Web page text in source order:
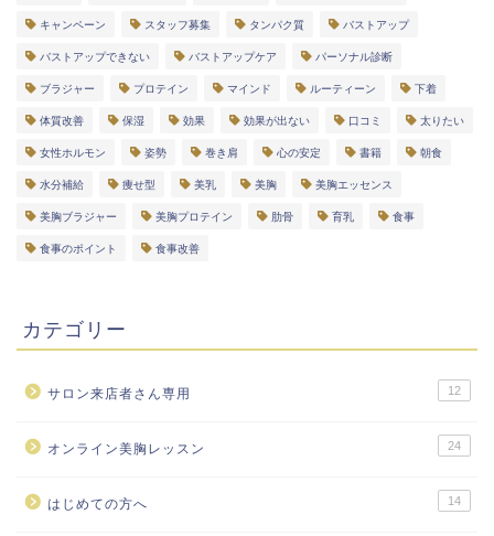
キャンペーン スタッフ募集 タンパク質 バストアップ
バストアップできない バストアップケア パーソナル診断
ブラジャー プロテイン マインド ルーティーン 下着
体質改善 保湿 効果 効果が出ない 口コミ 太りたい
女性ホルモン 姿勢 巻き肩 心の安定 書籍 朝食
水分補給 痩せ型 美乳 美胸 美胸エッセンス
美胸ブラジャー 美胸プロテイン 肋骨 育乳 食事
食事のポイント 食事改善
カテゴリー
サロン来店者さん専用 12
オンライン美胸レッスン 24
はじめての方へ 14